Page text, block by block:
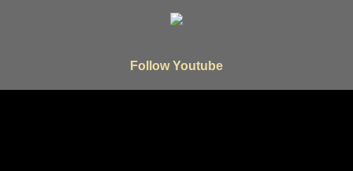
Follow Youtube